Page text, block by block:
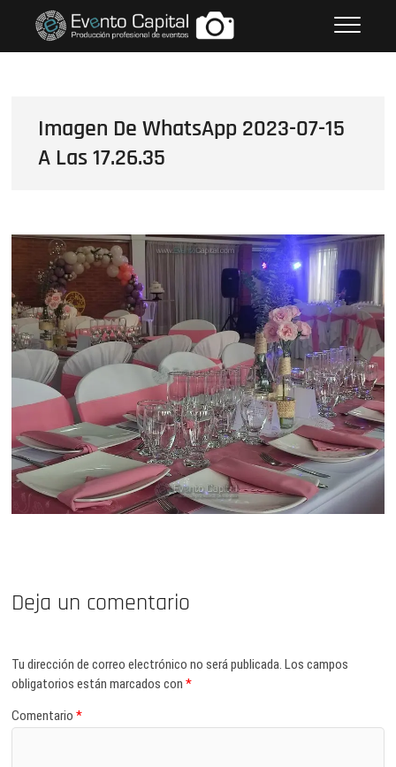
contenido
FOTOS GRUPO EMPRESARIAL
Imagen De WhatsApp 2023-07-15
A Las 17.26.35
Deja un comentario
Tu dirección de correo electrónico no será publicada. Los campos
obligatorios están marcados con*
Comentario*